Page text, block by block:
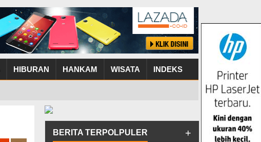
HIBURAN HANKAM WISATA INDEKS
BERITA TERPOLPULER +